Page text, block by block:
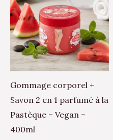
Gommage corporel +
Savon 2 en 1 parfumé à la
Pastèque – Vegan –
400ml
était :
7,90 €.
est :
6,00 €.